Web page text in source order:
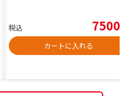
税込 7500
カートに入れる